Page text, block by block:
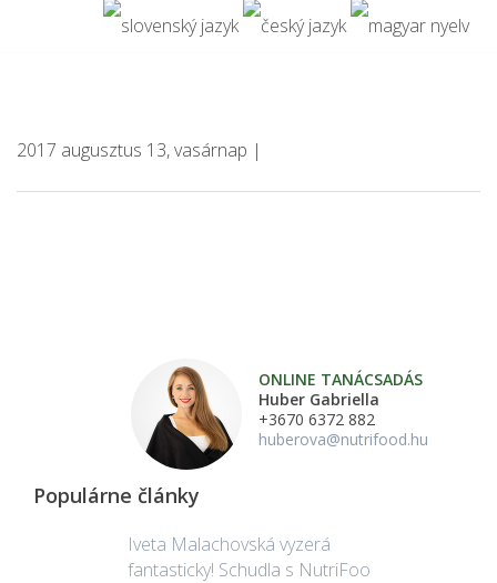
2017 augusztus 13, vasárnap |
ONLINE TANÁCSADÁS
Huber Gabriella
+3670 6372 882
huberova@nutrifood.hu
Populárne články
Iveta Malachovská vyzerá
fantasticky! Schudla s NutriFoo